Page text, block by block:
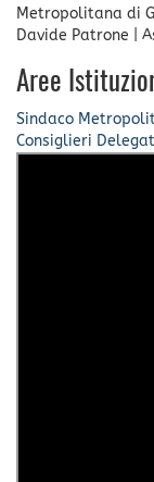
Metropolitana di
Davide Patrone
Aree
Sindaco
Consiglieri